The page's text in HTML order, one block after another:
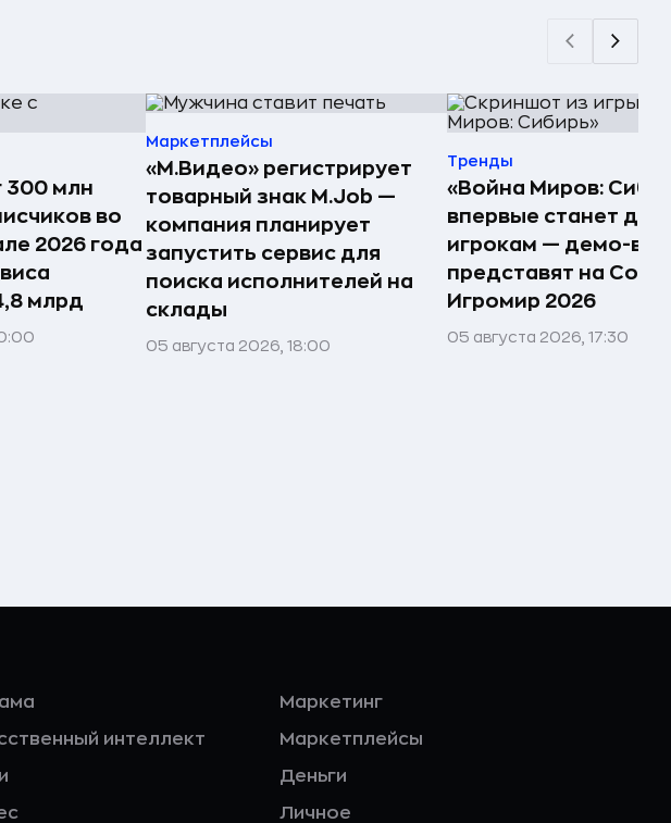
300 млн
во
2026 года
млрд
Маркетплейсы
«М.Видео» регистрирует
товарный знак M.Job —
компания планирует
запустить сервис для
поиска исполнителей на
склады
05 августа 2026, 18:00
Тренды
«Война Миров:
впервые станет
игрокам — демо-
представят на
Игромир 2026
05 августа 2026, 17:30
интеллект
Маркетинг
Маркетплейсы
Деньги
Личное